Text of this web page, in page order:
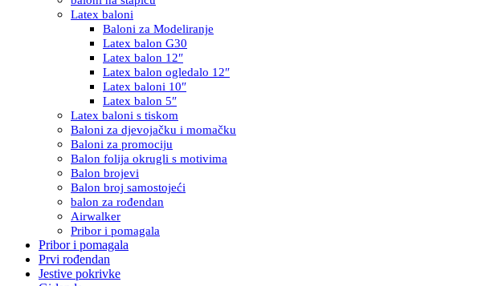
Latex baloni
Baloni za Modeliranje
Latex balon G30
Latex balon 12″
Latex balon ogledalo 12″
Latex baloni 10″
Latex balon 5″
Latex baloni s tiskom
Baloni za djevojačku i momačku
Baloni za promociju
Balon folija okrugli s motivima
Balon brojevi
Balon broj samostojeći
balon za rođendan
Airwalker
Pribor i pomagala
Pribor i pomagala
Prvi rođendan
Jestive pokrivke